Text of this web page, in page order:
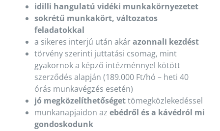
idilli hangulatú vidéki munkakörnyezetet
sokrétű munkakört, változatos
feladatokkal
a sikeres interjú után akárazonnali kezdést
törvény szerinti juttatási csomag, mint
gyakornok a képző intézménnyel kötött
szerződés alapján (189.000 Ft/hó – heti 40
órás munkavégzés esetén)
jó megközelíthetőségettömegközlekedéssel
munkanapjaidon az ebédről és a kávédról mi
gondoskodunk